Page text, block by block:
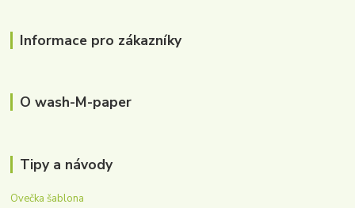
Informace pro zákazníky
O wash-M-paper
Tipy a návody
Ovečka šablona